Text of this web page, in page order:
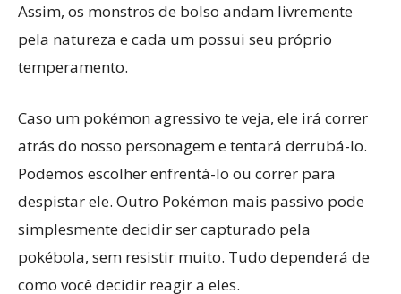
Assim, os monstros de bolso andam livremente
pela natureza e cada um possui seu próprio
temperamento.
Caso um pokémon agressivo te veja, ele irá correr
atrás do nosso personagem e tentará derrubá-lo.
Podemos escolher enfrentá-lo ou correr para
despistar ele. Outro Pokémon mais passivo pode
simplesmente decidir ser capturado pela
pokébola, sem resistir muito. Tudo dependerá de
como você decidir reagir a eles.